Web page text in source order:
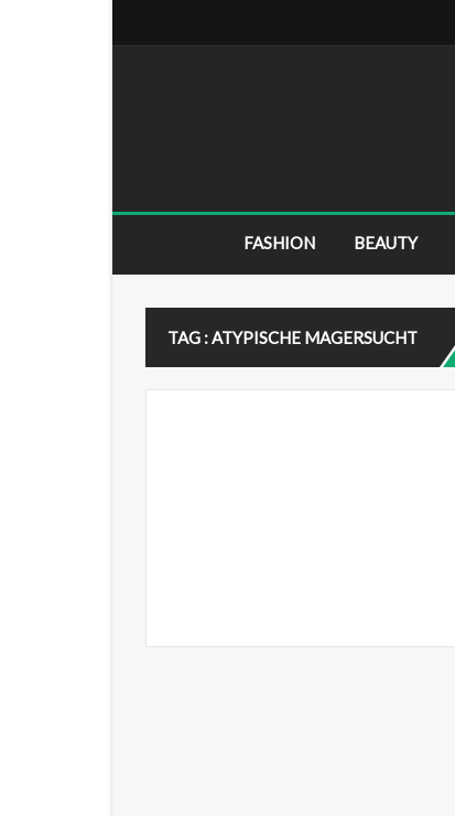
FASHION BEAUTY
TAG : ATYPISCHE MAGERSUCHT